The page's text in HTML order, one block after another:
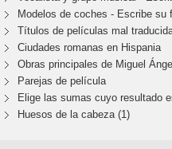
Modelos de coches - Escribe su
Títulos de películas mal
Ciudades romanas en Hispania
Obras principales de Miguel Ángel
Parejas de película
Elige las sumas cuyo resultado
Huesos de la cabeza (1)